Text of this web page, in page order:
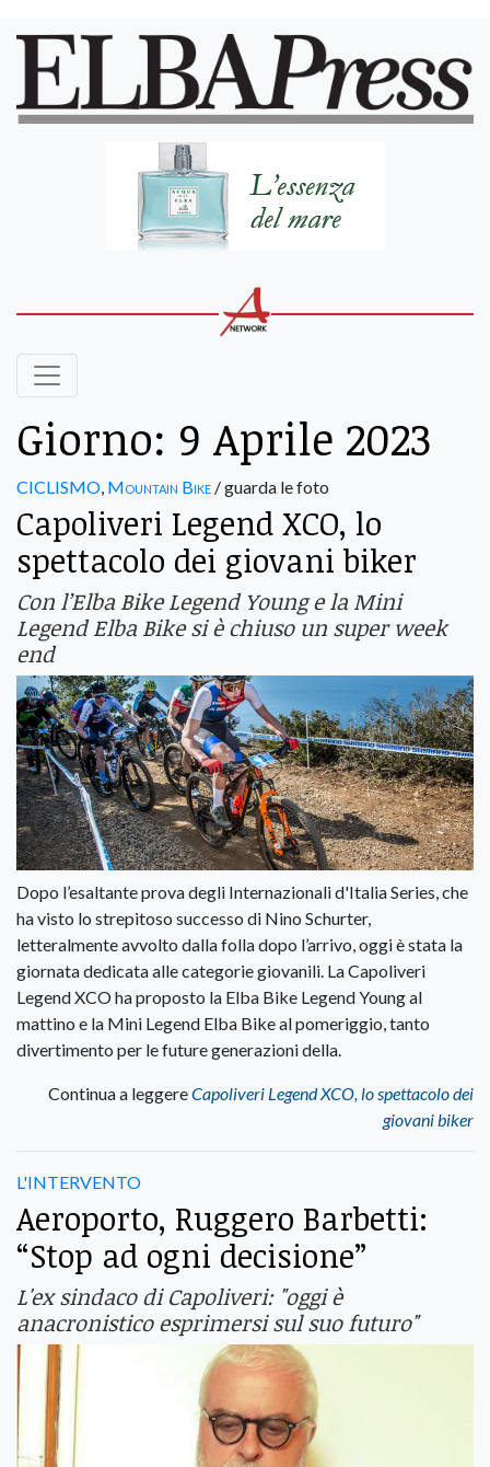
Giorno: 9 Aprile 2023
CICLISMO, Mountain Bike / guarda le foto
Capoliveri Legend XCO, lo
spettacolo dei giovani biker
Con l’Elba Bike Legend Young e la Mini
Legend Elba Bike si è chiuso un super week
end
Dopo l’esaltante prova degli Internazionali d'Italia Series, che
ha visto lo strepitoso successo di Nino Schurter,
letteralmente avvolto dalla folla dopo l’arrivo, oggi è stata la
giornata dedicata alle categorie giovanili. La Capoliveri
Legend XCO ha proposto la Elba Bike Legend Young al
mattino e la Mini Legend Elba Bike al pomeriggio, tanto
divertimento per le future generazioni della.
Continua a leggereCapoliveri Legend XCO, lo spettacolo dei
giovani biker
L'INTERVENTO
Aeroporto, Ruggero Barbetti:
“Stop ad ogni decisione”
L'ex sindaco di Capoliveri: "oggi è
anacronistico esprimersi sul suo futuro"